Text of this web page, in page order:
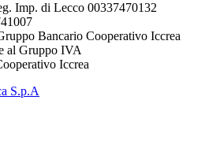
Imp. di Lecco 00337470132
Bancario Cooperativo Iccrea
al Gruppo IVA
Iccrea
S.p.A